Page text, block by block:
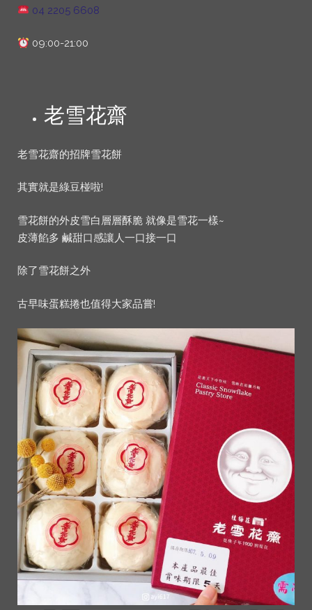
04 2205 6608
09:00-21:00
老雪花齋
老雪花齋的招牌雪花餅
其實就是綠豆椪啦!
雪花餅的外皮雪白層層酥脆 就像是雪花一樣~
皮薄餡多 鹹甜口感讓人一口接一口
除了雪花餅之外
古早味蛋糕捲也值得大家品嘗!